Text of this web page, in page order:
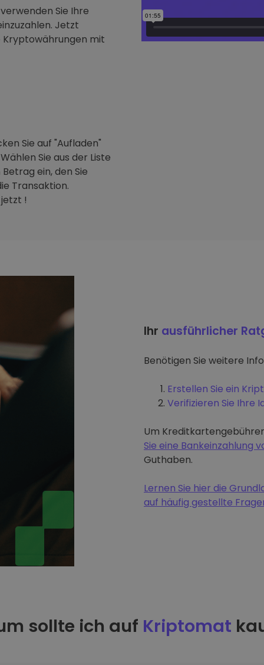
Sie Ihre
Jetzt
Kryptowährungen mit
Sie auf "Aufladen"
Sie aus der Liste
ein, den Sie
Transaktion.
!
Ihr ausführlicher
Benötigen Sie weitere
Erstellen Sie ein
Verifizieren Sie Ihre
Um
Sie eine Bankeinzahlung
Guthaben.
Lernen Sie hier die
auf häufig gestellte
sollte ich auf Kriptomat